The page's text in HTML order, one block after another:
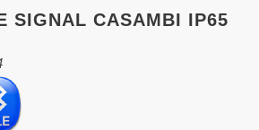
SIGNAL CASAMBI IP65